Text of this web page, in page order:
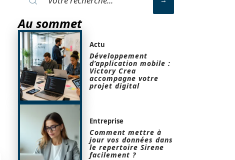
Au sommet
Actu
Développement
d’application mobile :
Victory Crea
accompagne votre
projet digital
Entreprise
Comment mettre à
jour vos données dans
le repertoire Sirene
facilement ?